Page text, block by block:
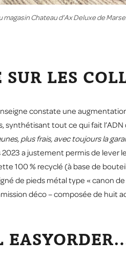
magasin Chateau d’Ax Deluxe de
LES
constate une
tout ce qui fait l’ADN
plus frais, avec toujours la
a justement permis de lever
100 % recyclé (à base de
de pieds métal type « canon
déco – composée de huit